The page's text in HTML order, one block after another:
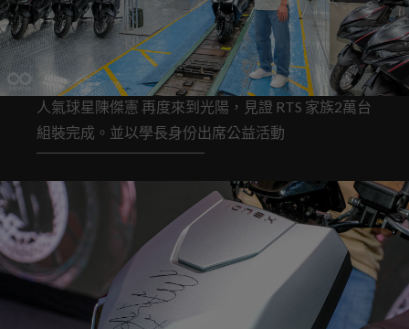
人氣球星陳傑憲 再度來到光陽，見證 RTS 家族2萬台
組裝完成。並以學長身份出席公益活動